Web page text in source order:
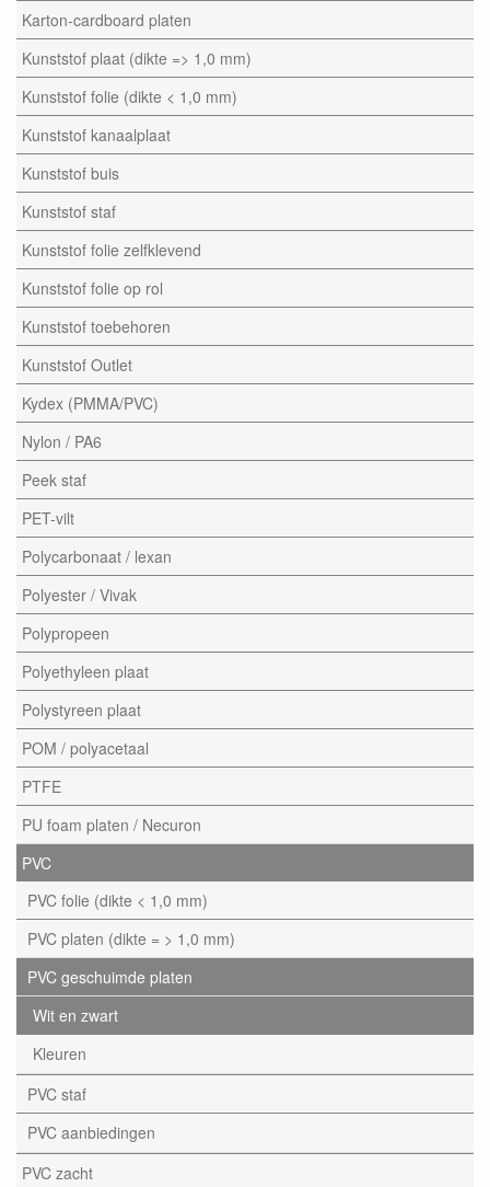
Karton-cardboard platen
Kunststof plaat (dikte => 1,0 mm)
Kunststof folie (dikte < 1,0 mm)
Kunststof kanaalplaat
Kunststof buis
Kunststof staf
Kunststof folie zelfklevend
Kunststof folie op rol
Kunststof toebehoren
Kunststof Outlet
Kydex (PMMA/PVC)
Nylon / PA6
Peek staf
PET-vilt
Polycarbonaat / lexan
Polyester / Vivak
Polypropeen
Polyethyleen plaat
Polystyreen plaat
POM / polyacetaal
PTFE
PU foam platen / Necuron
PVC
PVC folie (dikte < 1,0 mm)
PVC platen (dikte = > 1,0 mm)
PVC geschuimde platen
Wit en zwart
Kleuren
PVC staf
PVC aanbiedingen
PVC zacht